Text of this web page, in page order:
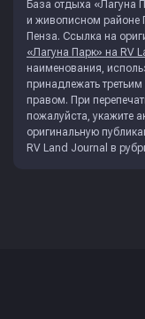
База отдыха «Лагуна
и живописном районе
Пенза. Ссылка на
«Лагуна Парк» на RV
наименования,
принадлежать
правом. При
пожалуйста, укажите
оригинальную
RV Land Journal в